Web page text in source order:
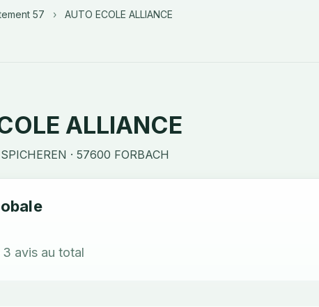
57 › AUTO ECOLE ALLIANCE
ALLIANCE
· 57600 FORBACH
avis au total